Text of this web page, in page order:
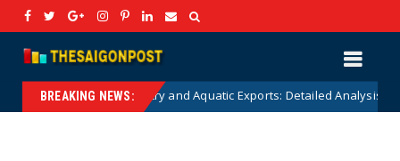
BREAKING NEWS:
Forestry and Aquatic Exports: Detailed Analysis and